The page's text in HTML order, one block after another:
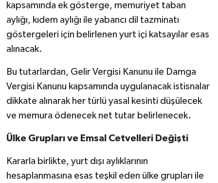
kapsamında ek gösterge, memuriyet taban
aylığı, kıdem aylığı ile yabancı dil tazminatı
göstergeleri için belirlenen yurt içi katsayılar esas
alınacak.
Bu tutarlardan, Gelir Vergisi Kanunu ile Damga
Vergisi Kanunu kapsamında uygulanacak istisnalar
dikkate alınarak her türlü yasal kesinti düşülecek
ve memura ödenecek net tutar belirlenecek.
Ülke Grupları ve Emsal Cetvelleri Değişti
Kararla birlikte, yurt dışı aylıklarının
hesaplanmasına esas teşkil eden ülke grupları ile